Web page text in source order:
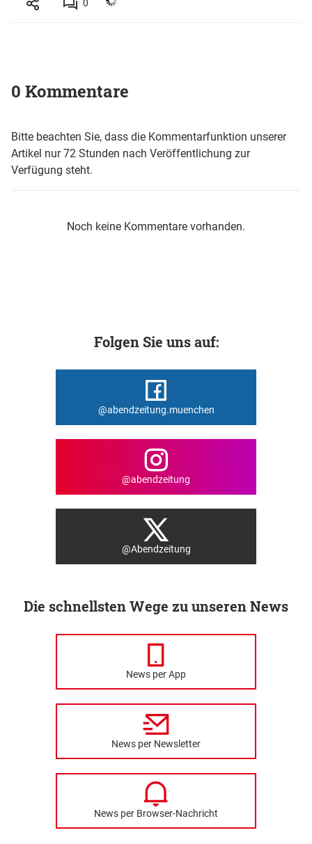
0
0 Kommentare
Bitte beachten Sie, dass die Kommentarfunktion unserer
Artikel nur 72 Stunden nach Veröffentlichung zur
Verfügung steht.
Noch keine Kommentare vorhanden.
Folgen Sie uns auf:
@abendzeitung.muenchen
@abendzeitung
@Abendzeitung
Die schnellsten Wege zu unseren News
News per App
News per Newsletter
News per Browser-Nachricht